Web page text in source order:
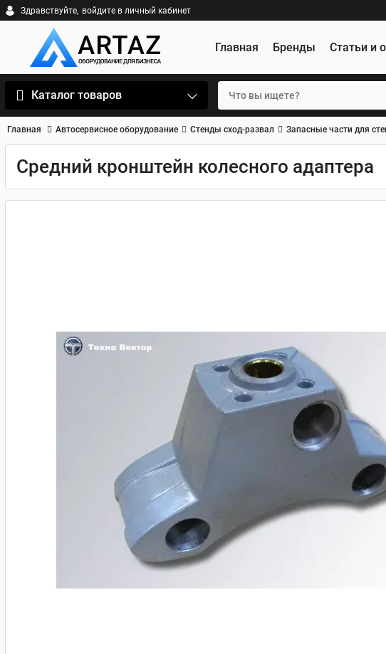
Здравствуйте, войдите в личный кабинет
Главная Бренды Статьи и
Каталог товаров
Главная Автосервисное оборудование Стенды сход-развал Запасные части для
Средний кронштейн колесного адаптера